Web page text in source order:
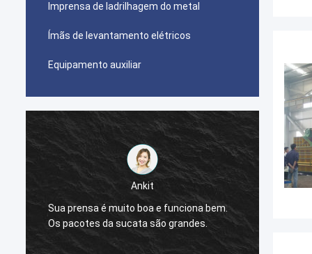
Imprensa de ladrilhagem do metal
Ímãs de levantamento elétricos
Equipamento auxiliar
Ankit
Sua prensa é muito boa e funciona bem.
Os pacotes da sucata são grandes.